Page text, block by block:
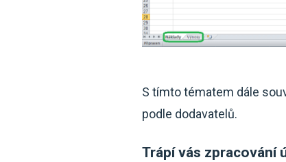
S tímto tématem dále
podle dodavatelů.
Trápí vás zpracování